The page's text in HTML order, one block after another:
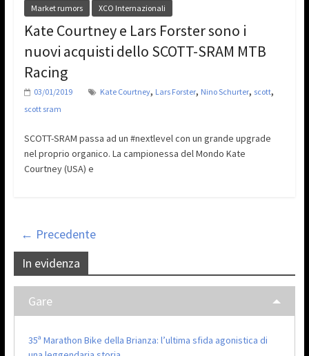
Market rumors XCO Internazionali
Kate Courtney e Lars Forster sono i
nuovi acquisti dello SCOTT-SRAM MTB
Racing
03/01/2019 Kate Courtney, Lars Forster, Nino Schurter, scott,
scott sram
SCOTT-SRAM passa ad un #nextlevel con un grande upgrade
nel proprio organico. La campionessa del Mondo Kate
Courtney (USA) e
← Precedente
In evidenza
Gare
35ª Marathon Bike della Brianza: l’ultima sfida agonistica di